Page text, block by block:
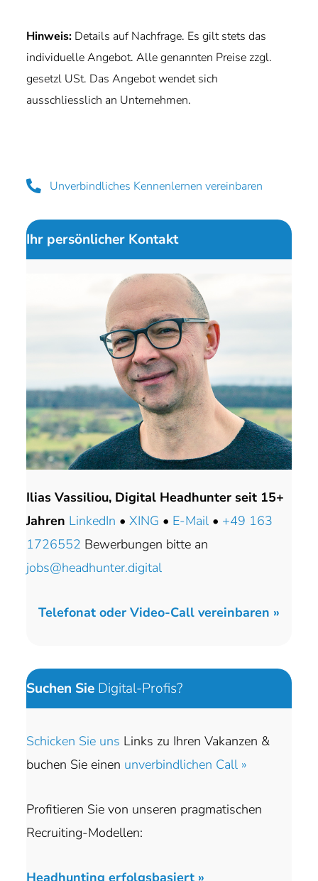
Hinweis: Details auf Nachfrage. Es gilt stets das
individuelle Angebot. Alle genannten Preise zzgl.
gesetzl USt. Das Angebot wendet sich
ausschliesslich an Unternehmen.
Unverbindliches Kennenlernen vereinbaren
Ihr persönlicher Kontakt
Ilias Vassiliou, Digital Headhunter seit 15+
Jahren LinkedIn •XING • E-Mail • +49 163
1726552 Bewerbungen bitte an
jobs@headhunter.digital
Telefonat oder Video-Call vereinbaren »
Suchen Sie Digital-Profis?
Schicken Sie uns Links zu Ihren Vakanzen &
buchen Sie einen unverbindlichen Call »
Profitieren Sie von unseren pragmatischen
Recruiting-Modellen: